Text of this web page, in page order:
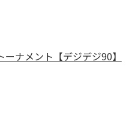
ナメント【デジデジ90】